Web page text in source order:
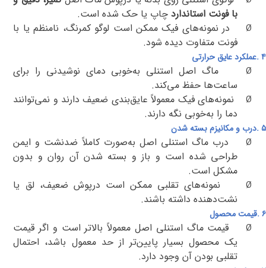
با فونت استاندارد چاپ یا حک شده است.
Ø
در نمونه‌های فیک ممکن است لوگو کمرنگ، نامنظم یا با
فونت متفاوت دیده شود.
۴.عملکرد عایق حرارتی
Ø
ماگ اصل استنلی به‌خوبی دمای نوشیدنی را برای
ساعت‌ها حفظ می‌کند.
Ø
نمونه‌های فیک معمولاً عایق‌بندی ضعیف دارند و نمی‌توانند
دما را به‌خوبی نگه دارند.
۵.درب و مکانیزم بسته شدن
Ø
درب ماگ استنلی اصل به‌صورت کاملاً ضدنشت و ایمن
طراحی شده است و باز و بسته شدن آن روان و بدون
مشکل است.
Ø
نمونه‌های تقلبی ممکن است درپوش ضعیف، لق یا
نشت‌دهنده داشته باشند.
۶.قیمت محصول
Ø
قیمت ماگ استنلی اصل معمولاً بالاتر است و اگر قیمت
یک محصول بسیار پایین‌تر از حد معمول باشد، احتمال
تقلبی بودن آن وجود دارد.